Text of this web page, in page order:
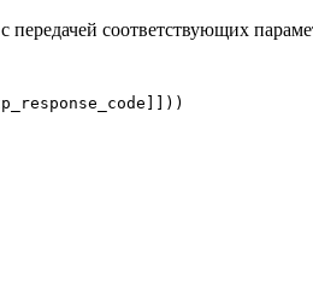
с передачей соответствующих